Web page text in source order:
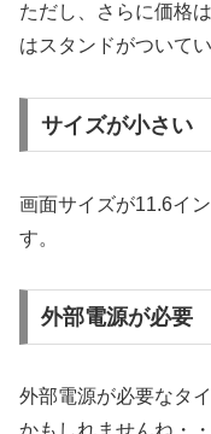
ただし、さらに価格
はスタンドがついてい
サイズが小さい
画面サイズが11.6イ
す。
外部電源が必要
外部電源が必要なタ